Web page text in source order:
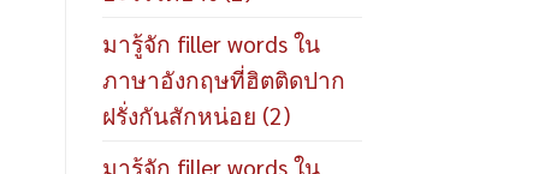
มารู้จัก filler words ใน
ภาษาอังกฤษที่ฮิตติดปาก
ฝรั่งกันสักหน่อย (2)
มารู้จัก filler words ใน